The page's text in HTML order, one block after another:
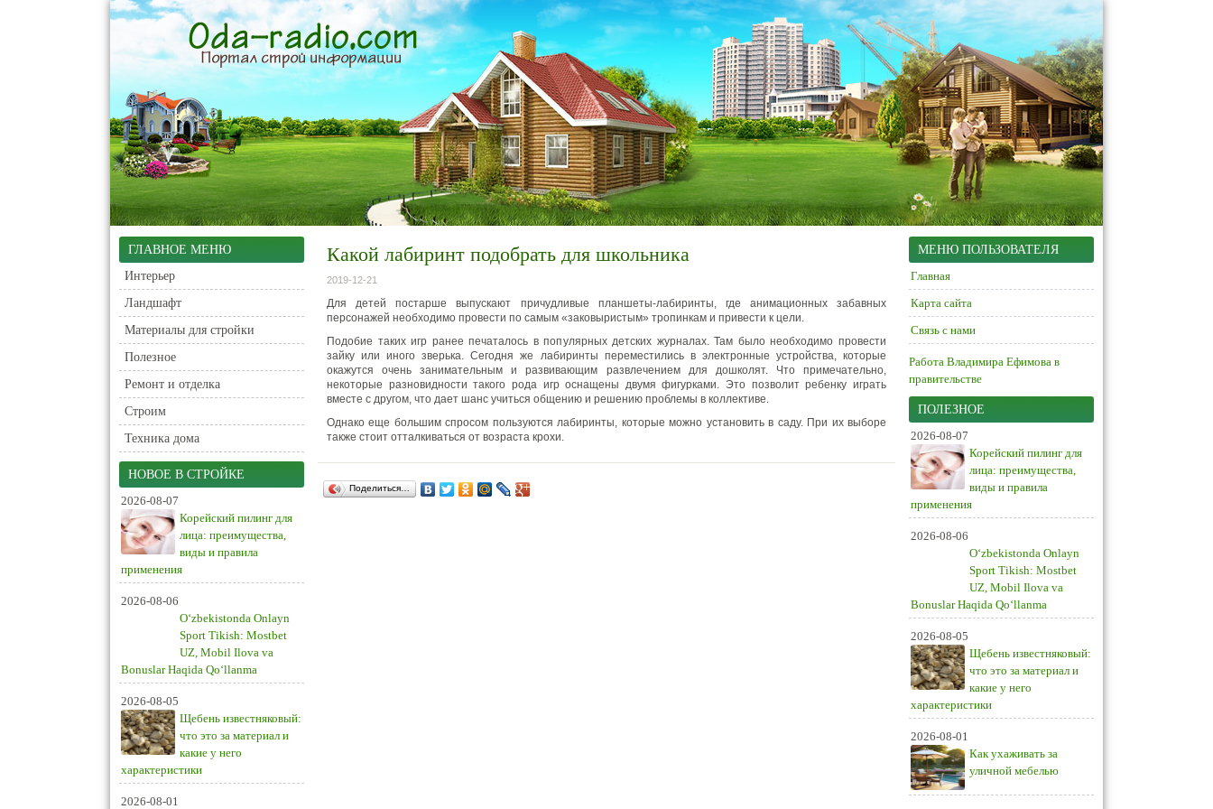
ГЛАВНОЕ МЕНЮ
Интерьер
Ландшафт
Материалы для стройки
Полезное
Ремонт и отделка
Строим
Техника дома
НОВОЕ В СТРОЙКЕ
2026-08-07
Корейский пилинг для
лица: преимущества,
виды и правила
применения
2026-08-06
O‘zbekistonda Onlayn
Sport Tikish: Mostbet
UZ, Mobil Ilova va
Bonuslar Haqida Qo‘llanma
2026-08-05
Щебень известняковый:
что это за материал и
какие у него
характеристики
2026-08-01
Какой лабиринт подобрать для школьника
2019-12-21
Для детей постарше выпускают причудливые планшеты-лабиринты, где анимационных забавных
персонажей необходимо провести по самым «заковыристым» тропинкам и привести к цели.
Подобие таких игр ранее печаталось в популярных детских журналах. Там было необходимо провести
зайку или иного зверька. Сегодня же лабиринты переместились в электронные устройства, которые
окажутся очень занимательным и развивающим развлечением для дошколят. Что примечательно,
некоторые разновидности такого рода игр оснащены двумя фигурками. Это позволит ребенку играть
вместе с другом, что дает шанс учиться общению и решению проблемы в коллективе.
Однако еще большим спросом пользуются лабиринты, которые можно установить в саду. При их выборе
также стоит отталкиваться от возраста крохи.
Поделиться…
МЕНЮ ПОЛЬЗОВАТЕЛЯ
Главная
Карта сайта
Связь с нами
Работа Владимира Ефимова в
правительстве
ПОЛЕЗНОЕ
2026-08-07
Корейский пилинг для
лица: преимущества,
виды и правила
применения
2026-08-06
O‘zbekistonda Onlayn
Sport Tikish: Mostbet
UZ, Mobil Ilova va
Bonuslar Haqida Qo‘llanma
2026-08-05
Щебень известняковый:
что это за материал и
какие у него
характеристики
2026-08-01
Как ухаживать за
уличной мебелью